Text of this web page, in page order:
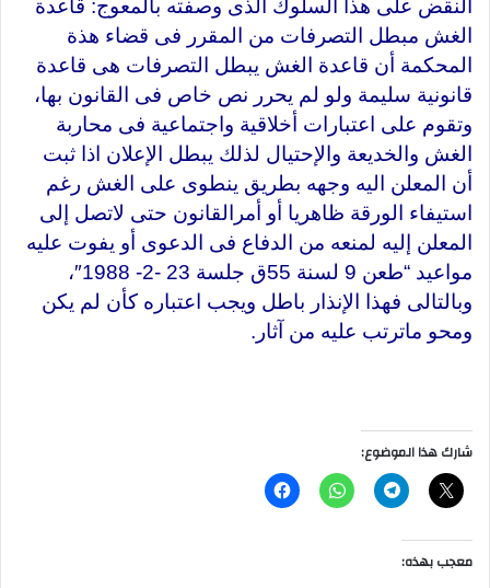
النقض على هذا السلوك الذى وصفته بالمعوج: قاعدة
الغش مبطل التصرفات من المقرر فى قضاء هذة
المحكمة أن قاعدة الغش يبطل التصرفات هى قاعدة
قانونية سليمة ولو لم يحرر نص خاص فى القانون بها،
وتقوم على اعتبارات أخلاقية واجتماعية فى محاربة
الغش والخديعة والإحتيال لذلك يبطل الإعلان اذا ثبت
أن المعلن اليه وجهه بطريق ينطوى على الغش رغم
استيفاء الورقة ظاهريا أو أمرالقانون حتى لاتصل إلى
المعلن إليه لمنعه من الدفاع فى الدعوى أو يفوت عليه
مواعيد “طعن 9 لسنة 55ق جلسة 23 -2- 1988″،
وبالتالى فهذا الإنذار باطل ويجب اعتباره كأن لم يكن
ومحو ماترتب عليه من آثار.
شارك هذا الموضوع:
معجب بهذه: